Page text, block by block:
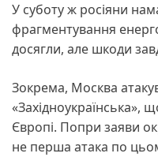
У суботу ж росіяни
фрагментування
досягли, але шкоди
Зокрема, Москва
«Західноукраїнська»,
Європі. Попри заяви
не перша атака по